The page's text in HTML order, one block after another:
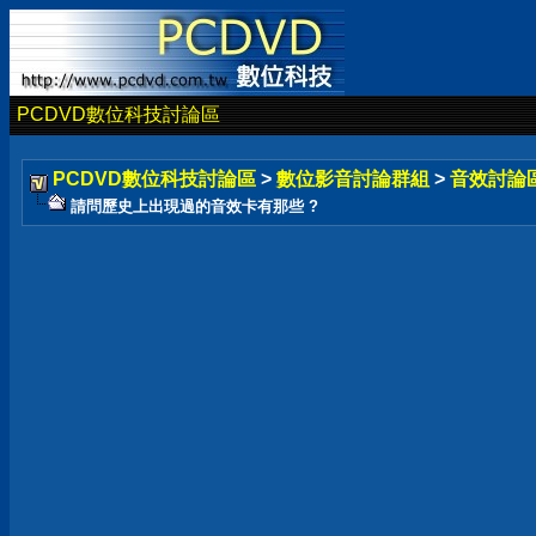
PCDVD數位科技討論區
PCDVD數位科技討論區 > 數位影音討論群組 > 音效討論
請問歷史上出現過的音效卡有那些 ?